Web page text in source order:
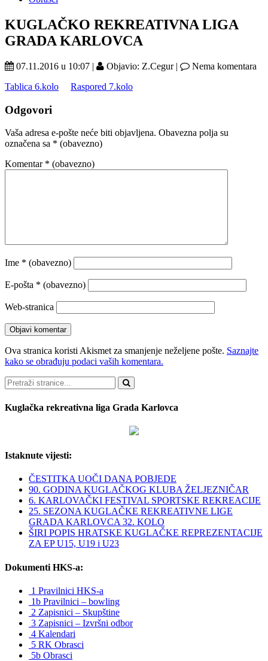
KUGLAČKO REKREATIVNA LIGA
GRADA KARLOVCA
07.11.2016 u 10:07 | Objavio: Z.Cegur |
Nema komentara
Tablica 6.kolo
Raspored 7.kolo
Odgovori
Vaša adresa e-pošte neće biti objavljena. Obavezna polja su
označena sa * (obavezno)
Komentar * (obavezno)
Ime * (obavezno)
E-pošta * (obavezno)
Web-stranica
Ova stranica koristi Akismet za smanjenje neželjene pošte. Saznajte
kako se obrađuju podaci vaših komentara.
Pretraži
Kuglačka rekreativna liga Grada Karlovca
Istaknute vijesti:
ČESTITKA UOČI DANA POBJEDE
90. GODINA KUGLAČKOG KLUBA ŽELJEZNIČAR
6. KARLOVAČKI FESTIVAL SPORTSKE REKREACIJE
25. SEZONA KUGLAČKE REKREATIVNE LIGE
GRADA KARLOVCA 32. KOLO
ŠIRI POPIS HRATSKE KUGLAČKE REPREZENTACIJE
ZA EP U15, U19 i U23
Dokumenti HKS-a:
1 Pravilnici HKS-a
1b Pravilnici – bowling
2 Zapisnici – Skupštine
3 Zapisnici – Izvršni odbor
4 Kalendari
5 RK Obrasci
5b Obrasci